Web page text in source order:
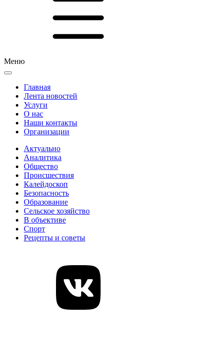
Меню
Главная
Лента новостей
Услуги
О нас
Наши контакты
Организации
Актуально
Аналитика
Общество
Происшествия
Калейдоскоп
Безопасность
Образование
Сельское хозяйство
В объективе
Спорт
Рецепты и советы